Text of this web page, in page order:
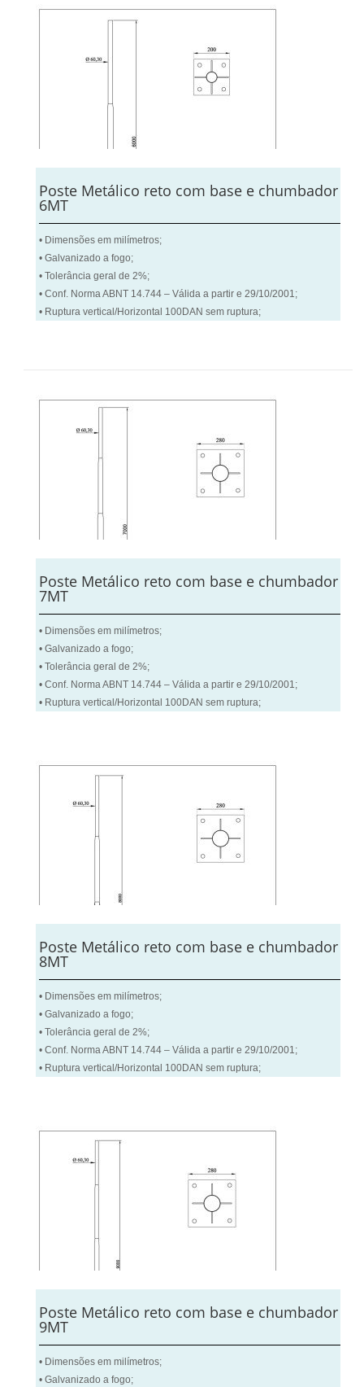
Poste Metálico reto com base e chumbador
6MT
• Dimensões em milímetros;
• Galvanizado a fogo;
• Tolerância geral de 2%;
• Conf. Norma ABNT 14.744 – Válida a partir e 29/10/2001;
• Ruptura vertical/Horizontal 100DAN sem ruptura;
Poste Metálico reto com base e chumbador
7MT
• Dimensões em milímetros;
• Galvanizado a fogo;
• Tolerância geral de 2%;
• Conf. Norma ABNT 14.744 – Válida a partir e 29/10/2001;
• Ruptura vertical/Horizontal 100DAN sem ruptura;
Poste Metálico reto com base e chumbador
8MT
• Dimensões em milímetros;
• Galvanizado a fogo;
• Tolerância geral de 2%;
• Conf. Norma ABNT 14.744 – Válida a partir e 29/10/2001;
• Ruptura vertical/Horizontal 100DAN sem ruptura;
Poste Metálico reto com base e chumbador
9MT
• Dimensões em milímetros;
• Galvanizado a fogo;